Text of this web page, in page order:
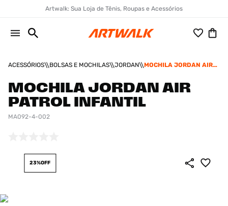
Artwalk: Sua Loja de Tênis, Roupas e Acessórios
ACESSÓRIOS BOLSAS E MOCHILAS JORDAN
MOCHILA JORDAN AIR
MOCHILA JORDAN AIR
PATROL INFANTIL
MA092-4-002
23%OFF